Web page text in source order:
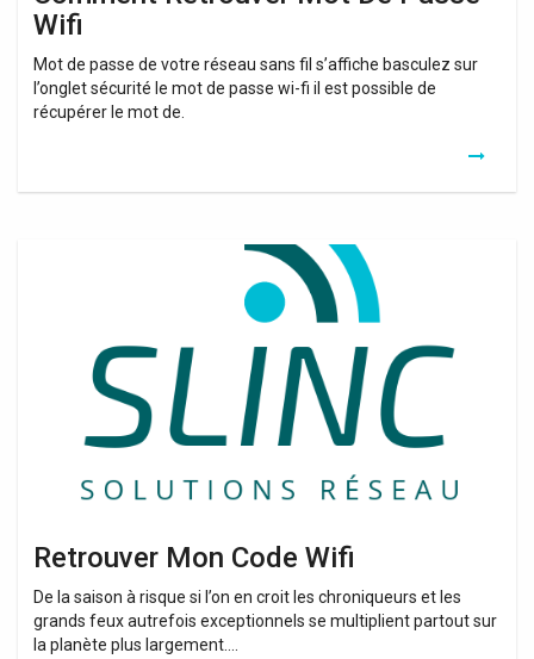
Wifi
Mot de passe de votre réseau sans fil s’affiche basculez sur
l’onglet sécurité le mot de passe wi-fi il est possible de
récupérer le mot de.
Retrouver Mon Code Wifi
De la saison à risque si l’on en croit les chroniqueurs et les
grands feux autrefois exceptionnels se multiplient partout sur
la planète plus largement….